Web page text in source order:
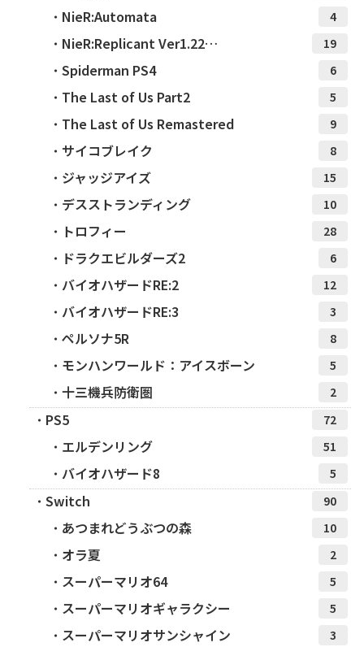
NieR:Automata 4
NieR:Replicant Ver1.22… 19
Spiderman PS4 6
The Last of Us Part2 5
The Last of Us Remastered 9
サイコブレイク 8
ジャッジアイズ 15
デスストランディング 10
トロフィー 28
ドラクエビルダーズ2 6
バイオハザードRE:2 12
バイオハザードRE:3 3
ペルソナ5R 8
モンハンワールド：アイスボーン 5
十三機兵防衛圏 2
PS5 72
エルデンリング 51
バイオハザード8 5
Switch 90
あつまれどうぶつの森 10
オラ夏 2
スーパーマリオ64 5
スーパーマリオギャラクシー 5
スーパーマリオサンシャイン 3